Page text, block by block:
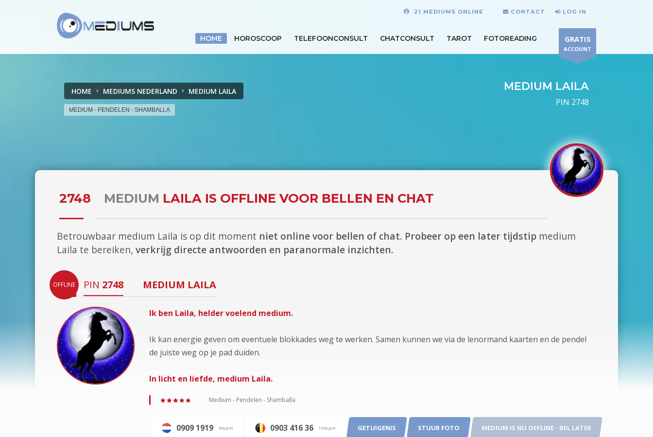
21 MEDIUMS ONLINE CONTACT LOG IN
HOME HOROSCOOP TELEFOONCONSULT CHATCONSULT TAROT FOTOREADING GRATIS
ACCOUNT
HOME MEDIUMS NEDERLAND MEDIUM LAILA
MEDIUM - PENDELEN - SHAMBALLA
MEDIUM LAILA
PIN 2748
2748 MEDIUM LAILA IS OFFLINE VOOR BELLEN EN CHAT
Betrouwbaar medium Laila is op dit moment niet online voor bellen of chat. Probeer op een later tijdstip medium
Laila te bereiken, verkrijg directe antwoorden en paranormale inzichten.
OFFLINE PIN 2748 MEDIUM LAILA
Ik ben Laila, helder voelend medium.
Ik kan energie geven om eventuele blokkades weg te werken. Samen kunnen we via de lenormand kaarten en de pendel
de juiste weg op je pad duiden.
In licht en liefde, medium Laila.
Medium - Pendelen - Shamballa
0909 1919 90cpm 0903 416 36 150cpm GETUIGENIS STUUR FOTO MEDIUM IS NU OFFLINE - BEL LATER